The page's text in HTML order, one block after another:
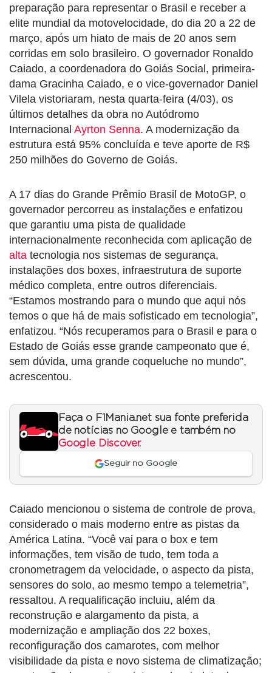
preparação para representar o Brasil e receber a
elite mundial da motovelocidade, do dia 20 a 22 de
março, após um hiato de mais de 20 anos sem
corridas em solo brasileiro. O governador Ronaldo
Caiado, a coordenadora do Goiás Social, primeira-
dama Gracinha Caiado, e o vice-governador Daniel
Vilela vistoriaram, nesta quarta-feira (4/03), os
últimos detalhes da obra no Autódromo
Internacional Ayrton Senna. A modernização da
estrutura está 95% concluída e teve aporte de R$
250 milhões do Governo de Goiás.
A 17 dias do Grande Prêmio Brasil de MotoGP, o
governador percorreu as instalações e enfatizou
que garantiu uma pista de qualidade
internacionalmente reconhecida com aplicação de
alta tecnologia nos sistemas de segurança,
instalações dos boxes, infraestrutura de suporte
médico completa, entre outros diferenciais.
“Estamos mostrando para o mundo que aqui nós
temos o que há de mais sofisticado em tecnologia”,
enfatizou. “Nós recuperamos para o Brasil e para o
Estado de Goiás esse grande campeonato que é,
sem dúvida, uma grande coqueluche no mundo”,
acrescentou.
Faça o F1Mania.net sua fonte preferida
de notícias no Google e também no
Google Discover.
Seguir no Google
Caiado mencionou o sistema de controle de prova,
considerado o mais moderno entre as pistas da
América Latina. “Você vai para o box e tem
informações, tem visão de tudo, tem toda a
cronometragem da velocidade, o aspecto da pista,
sensores do solo, ao mesmo tempo a telemetria”,
ressaltou. A requalificação incluiu, além da
reconstrução e alargamento da pista, a
modernização e ampliação dos 22 boxes,
reconfiguração dos camarotes, com melhor
visibilidade da pista e novo sistema de climatização;